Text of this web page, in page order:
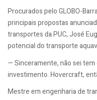
Procurados pelo GLOBO-
principais propostas
transportes da PUC, José
potencial do transporte
— Sinceramente, não sei
investimento. Hovercraft,
Mestre em engenharia de